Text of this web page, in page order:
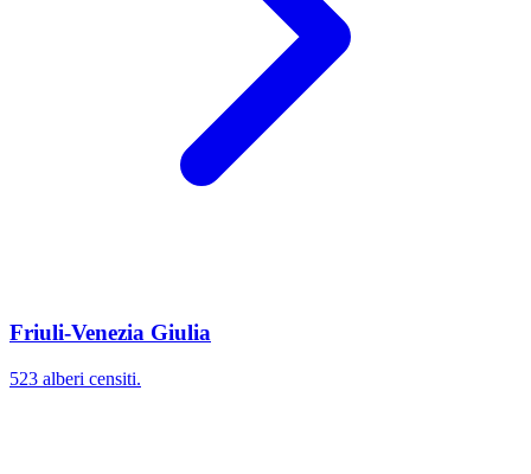
Friuli-Venezia Giulia
523 alberi censiti.